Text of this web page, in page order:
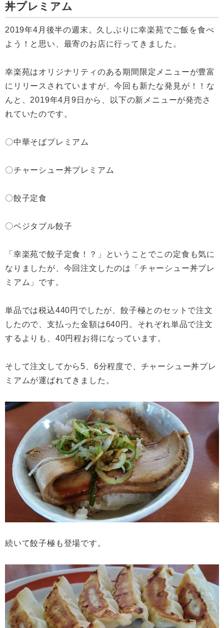
丼プレミアム
2019年4月後半の週末。久しぶりに幸楽苑でご飯を食べ
よう！と思い、最寄のお店に行ってきました。
幸楽苑はオリジナリティのある期間限定メニューが豊富
にリリースされていますが、今回も新たな発見が！！な
んと、2019年4月9日から、以下の新メニューが発売さ
れていたのです。
〇中華そばプレミアム
〇チャーシュー丼プレミアム
〇餃子定食
〇ベジタブル餃子
「幸楽苑で餃子定食！？」ということでこの定食も気に
なりましたが、今回注文したのは「チャーシュー丼プレ
ミアム」です。
単品では税込440円でしたが、餃子極とのセットで注文
したので、支払った金額は640円。それぞれ単品で注文
するよりも、40円程お得になっています。
そして注文してから5、6分程度で、チャーシュー丼プレ
ミアムが運ばれてきました。
続いて餃子極も登場です。